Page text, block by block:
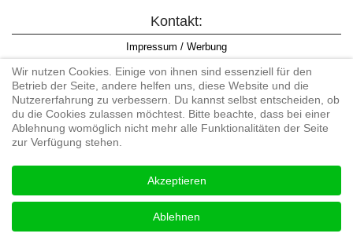
Kontakt:
Impressum / Werbung
Datenschutzinformation
Informationspflicht WKO
AGB
#enduroaustria, #wirlebenenduro #enduroaustriaracingteam
Enduro-Austria, Enduro, Endurosport, Endurocross, Endurotraining,
Endurotouren, Endurorennen, Hardenduro, Extreme Enduro
Wir nutzen Cookies. Einige von ihnen sind essenziell für den
Betrieb der Seite, andere helfen uns, diese Website und die
Nutzererfahrung zu verbessern. Du kannst selbst entscheiden, ob
du die Cookies zulassen möchtest. Bitte beachte, dass bei einer
Ablehnung womöglich nicht mehr alle Funktionalitäten der Seite
zur Verfügung stehen.
Akzeptieren
Ablehnen